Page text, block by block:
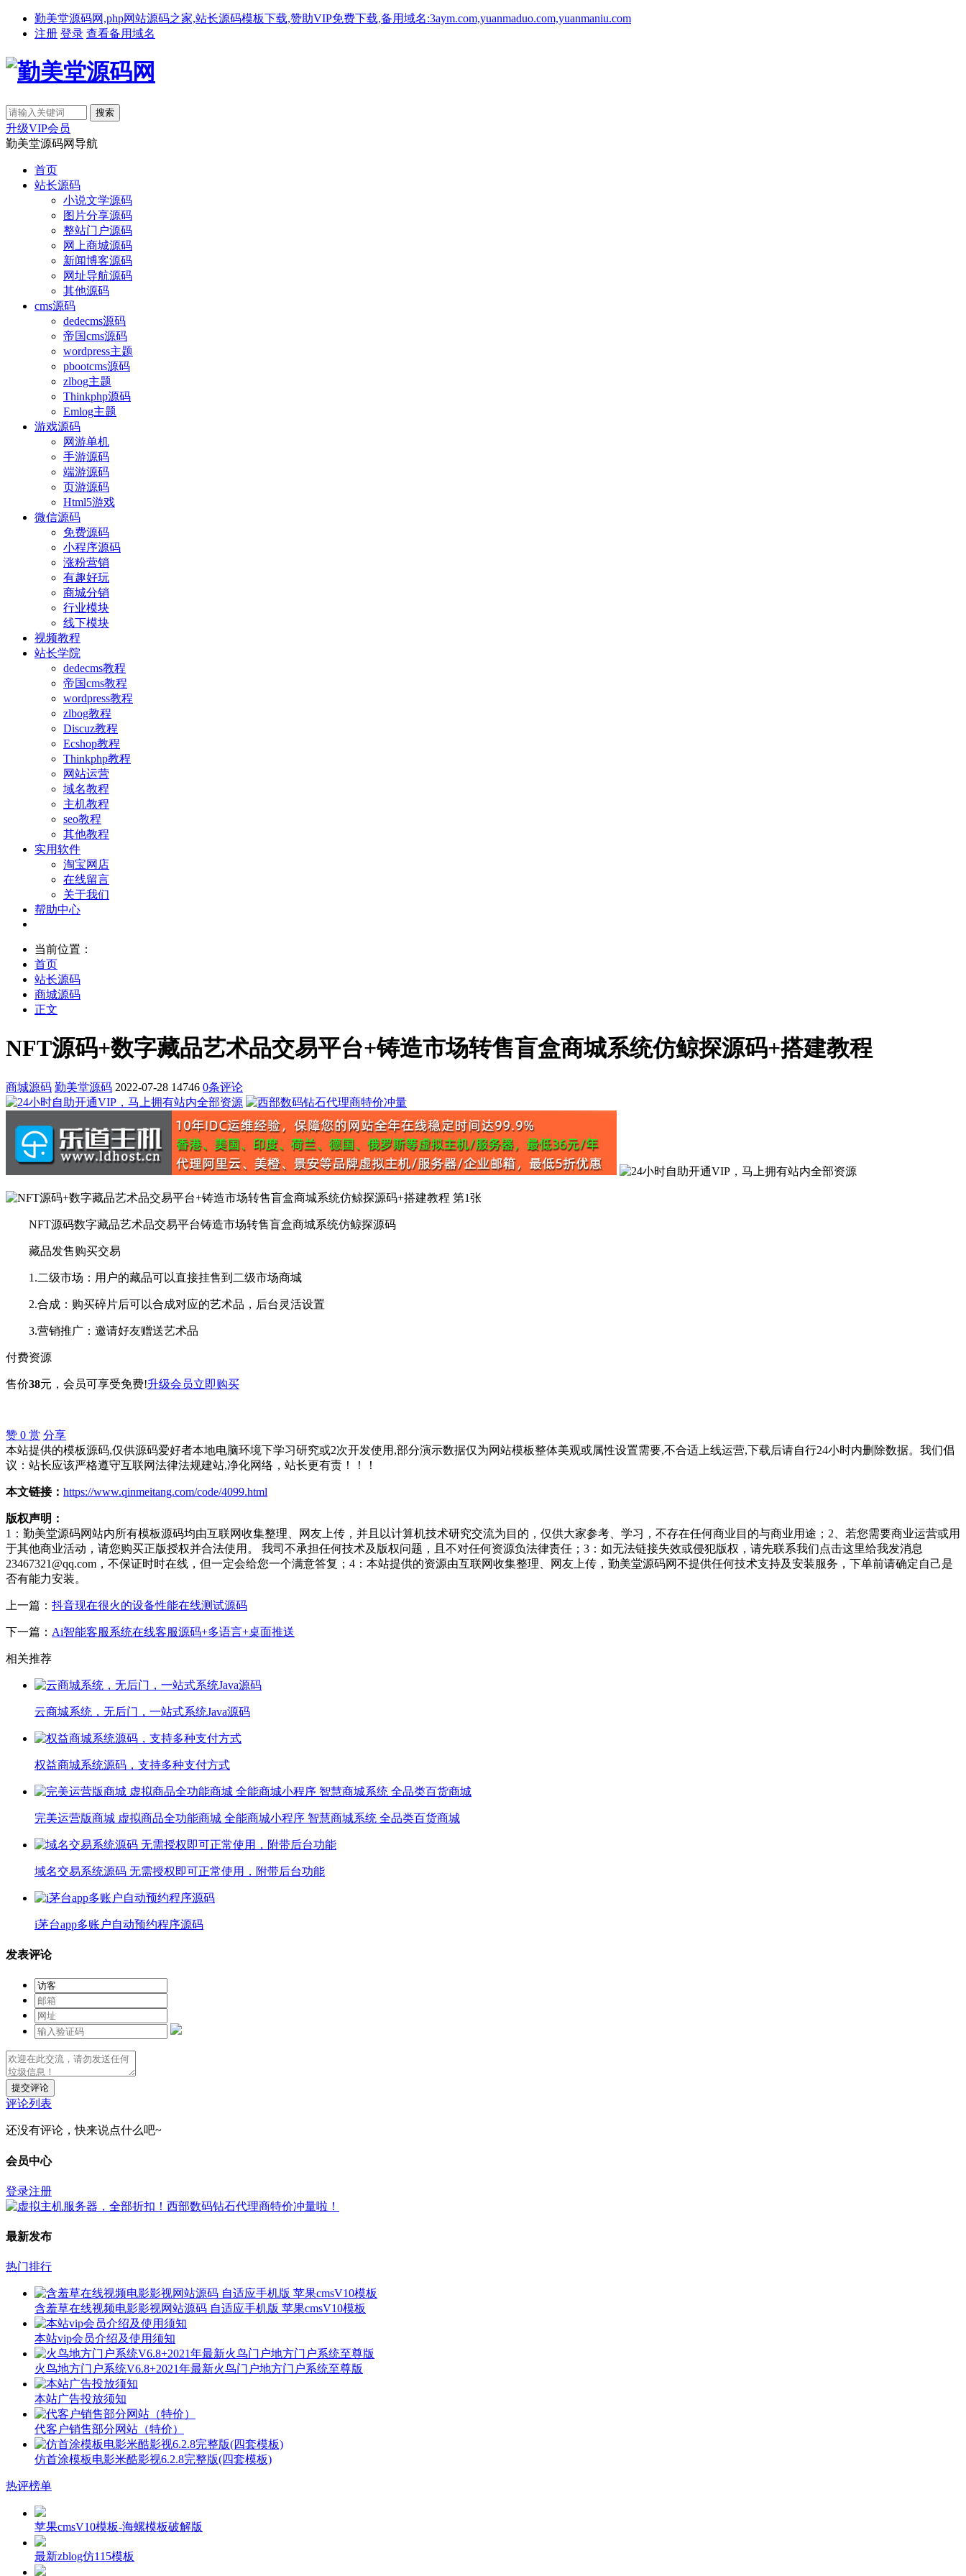
勤美堂源码网,php网站源码之家,站长源码模板下载,赞助VIP免费下载,备用域名:3aym.com,yuanmaduo.com,yuanmaniu.com
注册 登录 查看备用域名
升级VIP会员
勤美堂源码网导航
首页
站长源码
小说文学源码
图片分享源码
整站门户源码
网上商城源码
新闻博客源码
网址导航源码
其他源码
cms源码
dedecms源码
帝国cms源码
wordpress主题
pbootcms源码
zlbog主题
Thinkphp源码
Emlog主题
游戏源码
网游单机
手游源码
端游源码
页游源码
Html5游戏
微信源码
免费源码
小程序源码
涨粉营销
有趣好玩
商城分销
行业模块
线下模块
视频教程
站长学院
dedecms教程
帝国cms教程
wordpress教程
zlbog教程
Discuz教程
Ecshop教程
Thinkphp教程
网站运营
域名教程
主机教程
seo教程
其他教程
实用软件
淘宝网店
在线留言
关于我们
帮助中心
当前位置：
首页
站长源码
商城源码
正文
NFT源码+数字藏品艺术品交易平台+铸造市场转售盲盒商城系统仿鲸探源码+搭建教程
商城源码 勤美堂源码 2022-07-28 14746 0条评论
NFT源码数字藏品艺术品交易平台铸造市场转售盲盒商城系统仿鲸探源码
藏品发售购买交易
1.二级市场：用户的藏品可以直接挂售到二级市场商城
2.合成：购买碎片后可以合成对应的艺术品，后台灵活设置
3.营销推广：邀请好友赠送艺术品
付费资源
售价38元 ，会员可享受免费!升级会员立即购买
赞 0 赏 分享
本站提供的模板源码,仅供源码爱好者本地电脑环境下学习研究或2次开发使用,部分演示数据仅为网站模板整体美观或属性设置需要,不合适上线运营,下载后请自行24小时内删除数据。我们倡
议：站长应该严格遵守互联网法律法规建站,净化网络，站长更有责！！！
本文链接： https://www.qinmeitang.com/code/4099.html
版权声明：
1：勤美堂源码网站内所有模板源码均由互联网收集整理、网友上传，并且以计算机技术研究交流为目的，仅供大家参考、学习，不存在任何商业目的与商业用途；2、若您需要商业运营或用
于其他商业活动，请您购买正版授权并合法使用。 我司不承担任何技术及版权问题，且不对任何资源负法律责任；3：如无法链接失效或侵犯版权，请先联系我们点击这里给我发消息
23467321@qq.com，不保证时时在线，但一定会给您一个满意答复；4：本站提供的资源由互联网收集整理、网友上传，勤美堂源码网不提供任何技术支持及安装服务，下单前请确定自己是
否有能力安装。
上一篇： 抖音现在很火的设备性能在线测试源码
下一篇： Ai智能客服系统在线客服源码+多语言+桌面推送
相关推荐
云商城系统，无后门，一站式系统Java源码
权益商城系统源码，支持多种支付方式
完美运营版商城 虚拟商品全功能商城 全能商城小程序 智慧商城系统 全品类百货商城
域名交易系统源码 无需授权即可正常使用，附带后台功能
i茅台app多账户自动预约程序源码
发表评论
提交评论
评论列表
还没有评论，快来说点什么吧~
会员中心
登录注册
最新发布
热门排行
含羞草在线视频电影影视网站源码 自适应手机版 苹果cmsV10模板
本站vip会员介绍及使用须知
火鸟地方门户系统V6.8+2021年最新火鸟门户地方门户系统至尊版
本站广告投放须知
代客户销售部分网站（特价）
仿首涂模板电影米酷影视6.2.8完整版(四套模板)
热评榜单
苹果cmsV10模板-海螺模板破解版
最新zblog仿115模板